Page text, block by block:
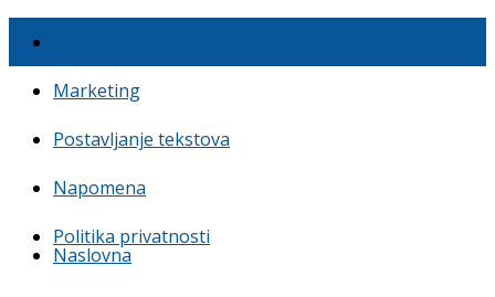
Marketing
Postavljanje tekstova
Napomena
Politika privatnosti
Naslovna